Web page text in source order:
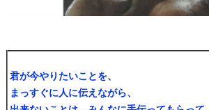
君が今やりたいことを、
まっすぐに人に伝えながら、